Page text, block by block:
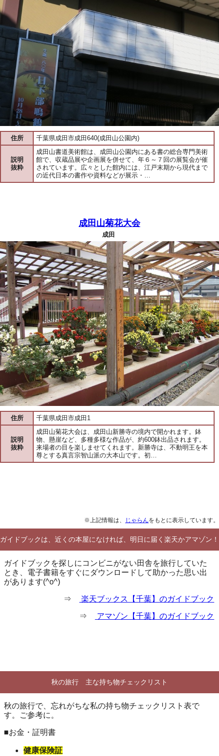
住所 千葉県成田市成田640(成田山公園内)
説明
抜粋
成田山書道美術館は、成田山公園内にある書の総合専門美術
館で、収蔵品展や企画展を併せて、年６～７回の展覧会が催
されています。広々とした館内には、江戸末期から現代まで
の近代日本の書作や資料などが展示・…
成田山菊花大会
成田
住所 千葉県成田市成田1
説明
抜粋
成田山菊花大会は、成田山新勝寺の境内で開かれます。鉢
物、懸崖など、多種多様な作品が、約600鉢出品されます。
来場者の目を楽しませてくれます。新勝寺は、不動明王を本
尊とする真言宗智山派の大本山です。初…
※上記情報は、 じゃらんをもとに表示しています。
ガイドブックは、近くの本屋になければ、明日に届く楽天かアマゾン！
ガイドブックを探しにコンビニがない田舎を旅行していた
とき、電子書籍をすぐにダウンロードして助かった思い出
があります(^o^)
⇒ 楽天ブックス【千葉】のガイドブック
⇒ アマゾン【千葉】のガイドブック
秋の旅行 主な持ち物チェックリスト
秋の旅行で、忘れがちな私の持ち物チェックリスト表で
す。ご参考に。
■お金・証明書
健康保険証